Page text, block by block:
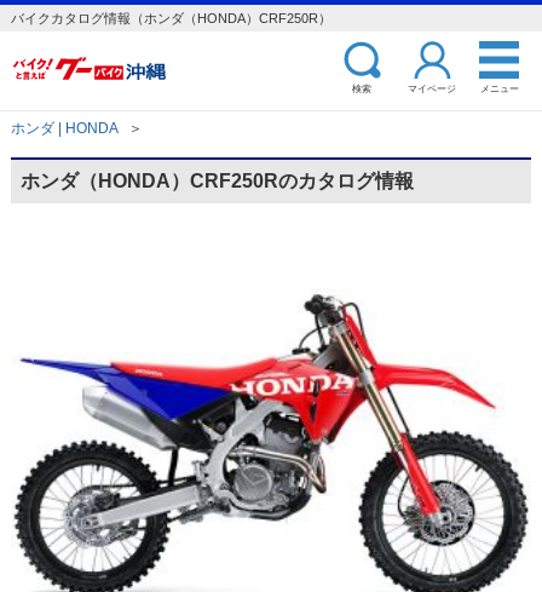
バイクカタログ情報（ホンダ（HONDA）CRF250R）
検索 マイページ メニュー
ホンダ | HONDA ＞
ホンダ（HONDA）CRF250Rのカタログ情報